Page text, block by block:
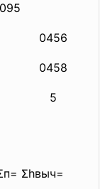
0456
0458
5
Σhвыч=